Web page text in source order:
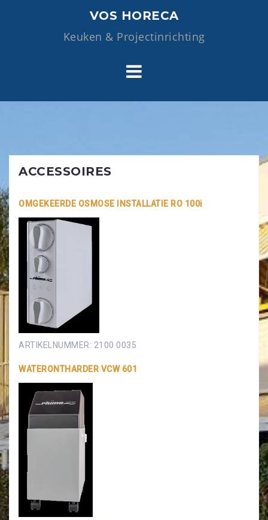
VOS HORECA
Keuken & Projectinrichting
ACCESSOIRES
OMGEKEERDE OSMOSE INSTALLATIE RO 100i
ARTIKELNUMMER: 2100 0035
WATERONTHARDER VCW 601